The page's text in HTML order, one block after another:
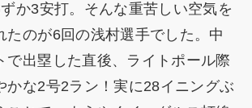
か3安打。そんな重苦しい空気を
たのが6回の浅村選手でした。中
で出塁した直後、ライトポール際
かな2号2ラン！実に28イニングぶ